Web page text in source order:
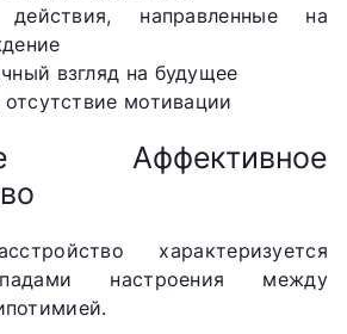
направленные на
взгляд на будущее
мотивации
Аффективное
характеризуется
настроения между